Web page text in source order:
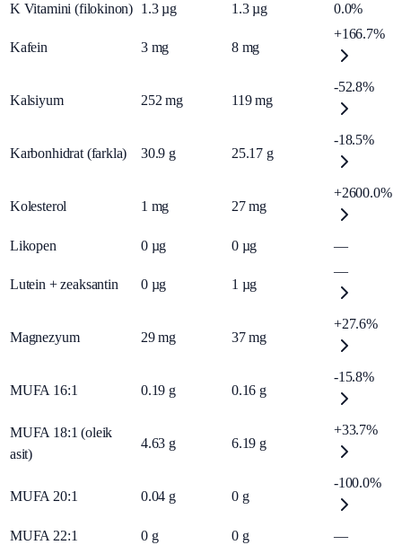
K Vitamini (filokinon) 1.3 µg 1.3 µg 0.0%
Kafein 3 mg 8 mg
+166.7%
Kalsiyum 252 mg 119 mg
-52.8%
Karbonhidrat (farkla) 30.9 g 25.17 g
-18.5%
Kolesterol 1 mg 27 mg
+2600.0%
Likopen 0 µg 0 µg —
Lutein + zeaksantin 0 µg 1 µg
—
Magnezyum 29 mg 37 mg
+27.6%
MUFA 16:1 0.19 g 0.16 g
-15.8%
MUFA 18:1 (oleik
asit)
4.63 g 6.19 g
+33.7%
MUFA 20:1 0.04 g 0 g
-100.0%
MUFA 22:1 0 g 0 g —